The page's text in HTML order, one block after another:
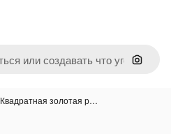
Поиск
Квадратная золотая р…